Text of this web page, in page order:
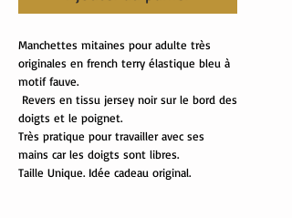
Manchettes mitaines pour adulte très
originales en french terry élastique bleu à
motif fauve.
Revers en tissu jersey noir sur le bord des
doigts et le poignet.
Très pratique pour travailler avec ses
mains car les doigts sont libres.
Taille Unique. Idée cadeau original.